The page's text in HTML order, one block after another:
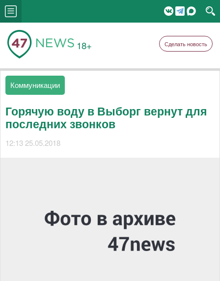
18+ Сделать новость
Коммуникации
Горячую воду в Выборг вернут для
последних звонков
12:13 25.05.2018